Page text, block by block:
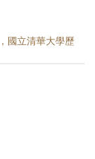
國立清華大學歷